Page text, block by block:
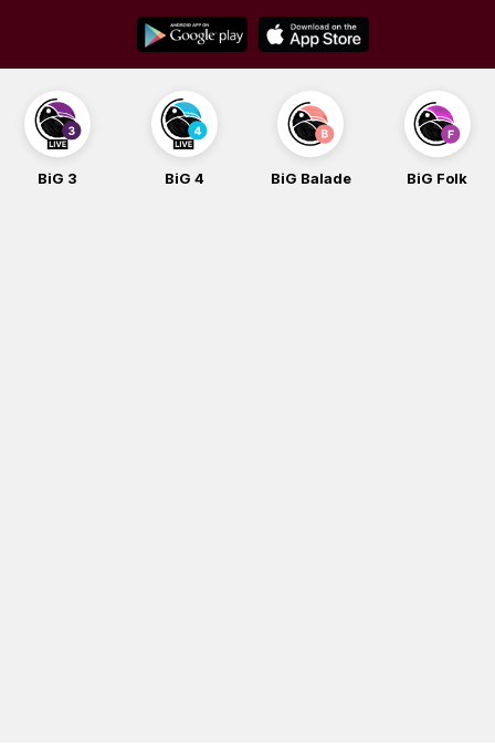
content
BiG 3 BiG 4 BiG Balade BiG Folk